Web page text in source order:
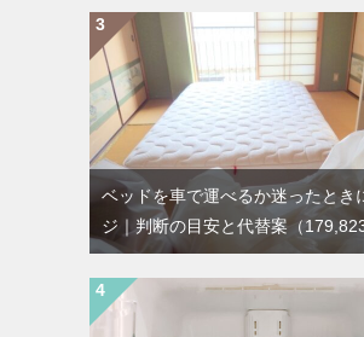
ベッドを車で運べるか迷ったとき
ジ｜判断の目安と代替案 （